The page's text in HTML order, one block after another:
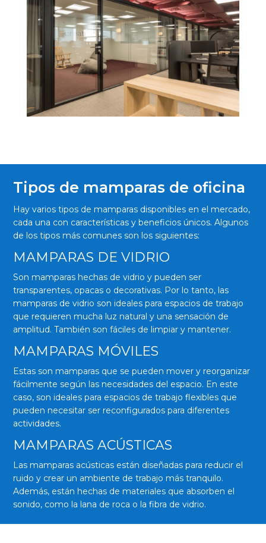
Tipos de mamparas de oficina
Hay varios tipos de mamparas disponibles en el mercado,
cada una con características y beneficios únicos. Algunos
de los tipos más comunes son los siguientes:
MAMPARAS DE VIDRIO
Son mamparas hechas de vidrio y pueden ser
transparentes, opacas o decorativas. Por lo tanto, las
mamparas de vidrio son ideales para espacios de trabajo
que requieren mucha luz natural y una sensación de
amplitud. También son fáciles de limpiar y mantener.
MAMPARAS MÓVILES
Estas son mamparas que se pueden mover y reorganizar
fácilmente según las necesidades del espacio. En este
caso, son ideales para espacios de trabajo flexibles que
pueden necesitar ser reconfigurados para diferentes
actividades.
MAMPARAS ACÚSTICAS
Las mamparas acústicas están diseñadas para reducir el
ruido y crear un ambiente de trabajo más tranquilo.
Además, están hechas de materiales que absorben el
sonido, como la lana de roca o la fibra de vidrio.